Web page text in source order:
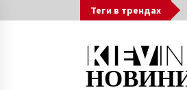
to
Теги в трендах